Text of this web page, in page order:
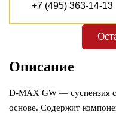
+7 (495) 363-14-13
Описание
D-MAX GW — суспензия
основе. Содержит